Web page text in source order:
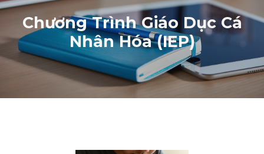
Chương Trình Giáo Dục Cá
Nhân Hóa (IEP)